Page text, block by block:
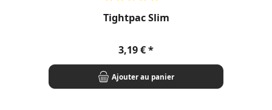
Tightpac Slim
Prix régulier :
3,19 €
Ajouter au panier